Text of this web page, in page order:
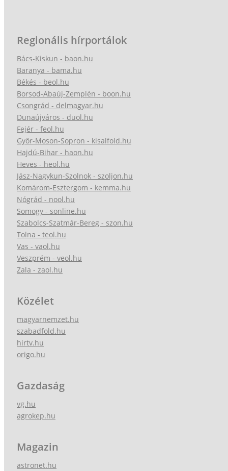
Regionális hírportálok
Bács-Kiskun - baon.hu
Baranya - bama.hu
Békés - beol.hu
Borsod-Abaúj-Zemplén - boon.hu
Csongrád - delmagyar.hu
Dunaújváros - duol.hu
Fejér - feol.hu
Győr-Moson-Sopron - kisalfold.hu
Hajdú-Bihar - haon.hu
Heves - heol.hu
Jász-Nagykun-Szolnok - szoljon.hu
Komárom-Esztergom - kemma.hu
Nógrád - nool.hu
Somogy - sonline.hu
Szabolcs-Szatmár-Bereg - szon.hu
Tolna - teol.hu
Vas - vaol.hu
Veszprém - veol.hu
Zala - zaol.hu
Közélet
magyarnemzet.hu
szabadfold.hu
hirtv.hu
origo.hu
Gazdaság
vg.hu
agrokep.hu
Magazin
astronet.hu